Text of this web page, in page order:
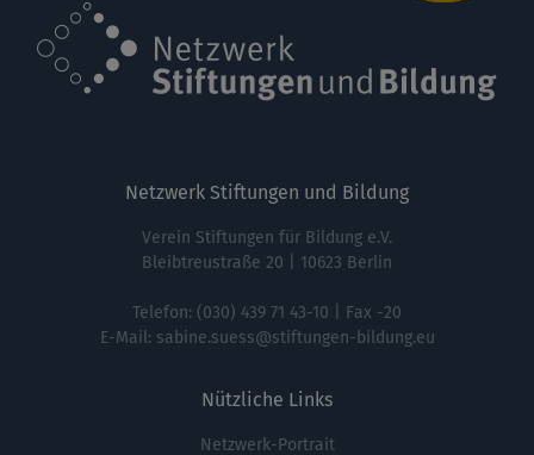
Netzwerk Stiftungen und Bildung
Verein Stiftungen für Bildung e.V.
Bleibtreustraße 20 | 10623 Berlin
Telefon: (030) 439 71 43-10 | Fax -20
E-Mail: sabine.suess@stiftungen-bildung.eu
Nützliche Links
Netzwerk-Portrait